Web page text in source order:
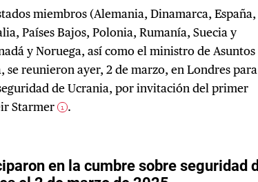
miembros (Alemania, Dinamarca, España,
Países Bajos, Polonia, Rumanía, Suecia y
y Noruega, así como el ministro de Asuntos
se reunieron ayer, 2 de marzo, en Londres para
de Ucrania, por invitación del primer
Starmer 1 .